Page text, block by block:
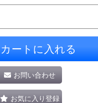
カートに入れる
お問い合わせ
お気に入り登録